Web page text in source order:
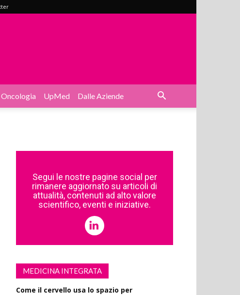
Oncologia UpMed Dalle Aziende
Segui le nostre pagine social per
rimanere aggiornato su articoli di
attualità, contenuti ad alto valore
scientifico, eventi e iniziative.
MEDICINA INTEGRATA
Come il cervello usa lo spazio per